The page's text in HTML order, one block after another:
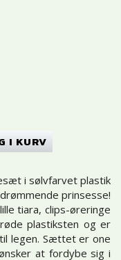
I KURV
i sølvfarvet plastik
prinsesse!
tiara, clips-øreringe
plastiksten og er
legen. Sættet er one
at fordybe sig i